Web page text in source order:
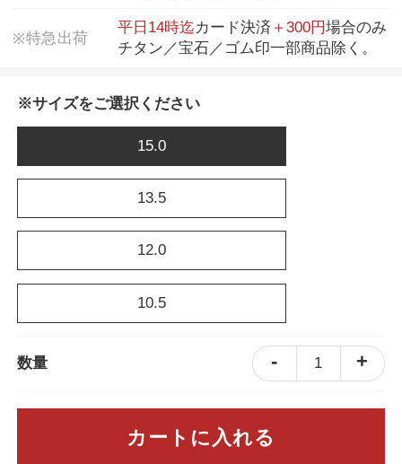
※特急出荷
平日14時迄カード決済 ＋300円場合のみ
チタン／宝石／ゴム印一部商品除く。
※サイズをご選択ください
15.0
13.5
12.0
10.5
数量 - 1 +
カートに入れる